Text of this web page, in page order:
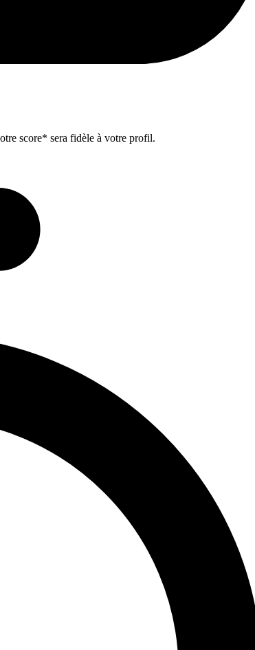
score* sera fidèle à votre profil.